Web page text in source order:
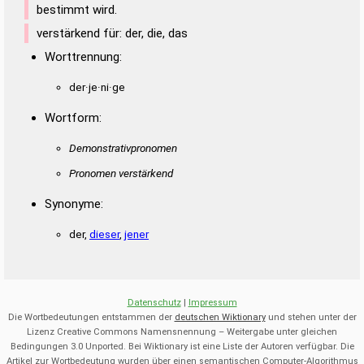
bestimmt wird.
verstärkend für: der, die, das
Worttrennung:
der·je·ni·ge
Wortform:
Demonstrativpronomen
Pronomen verstärkend
Synonyme:
der, dieser, jener
Datenschutz| Impressum
Die Wortbedeutungen entstammen der deutschen Wiktionaryund stehen unter der
Lizenz Creative Commons Namensnennung – Weitergabe unter gleichen
Bedingungen 3.0 Unported. Bei Wiktionary ist eine Liste der Autoren verfügbar. Die
Artikel zur Wortbedeutung wurden über einen semantischen Computer-Algorithmus